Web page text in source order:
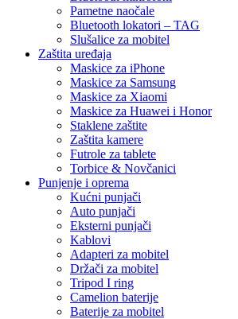
Pametne naočale
Bluetooth lokatori – TAG
Slušalice za mobitel
Zaštita uređaja
Maskice za iPhone
Maskice za Samsung
Maskice za Xiaomi
Maskice za Huawei i Honor
Staklene zaštite
Zaštita kamere
Futrole za tablete
Torbice & Novčanici
Punjenje i oprema
Kućni punjači
Auto punjači
Eksterni punjači
Kablovi
Adapteri za mobitel
Držači za mobitel
Tripod I ring
Camelion baterije
Baterije za mobitel